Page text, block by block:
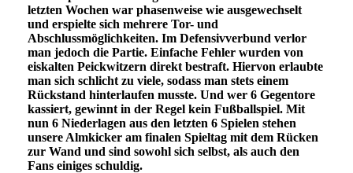
letzten Wochen war phasenweise wie ausgewechselt
und erspielte sich mehrere Tor- und
Abschlussmöglichkeiten. Im Defensivverbund verlor
man jedoch die Partie. Einfache Fehler wurden von
eiskalten Peickwitzern direkt bestraft. Hiervon erlaubte
man sich schlicht zu viele, sodass man stets einem
Rückstand hinterlaufen musste. Und wer 6 Gegentore
kassiert, gewinnt in der Regel kein Fußballspiel. Mit
nun 6 Niederlagen aus den letzten 6 Spielen stehen
unsere Almkicker am finalen Spieltag mit dem Rücken
zur Wand und sind sowohl sich selbst, als auch den
Fans einiges schuldig.